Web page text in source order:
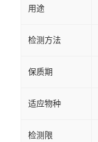
用途
检测方法
保质期
适应物种
检测限